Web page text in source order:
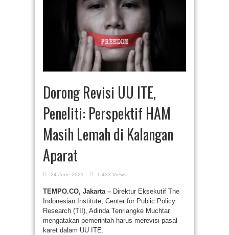
Dorong Revisi UU ITE,
Peneliti: Perspektif HAM
Masih Lemah di Kalangan
Aparat
24 June 2021 1,433 Views
TEMPO.CO, Jakarta – Direktur Eksekutif The
Indonesian Institute, Center for Public Policy
Research (TII), Adinda Tenriangke Muchtar
mengatakan pemerintah harus merevisi pasal
karet dalam UU ITE.